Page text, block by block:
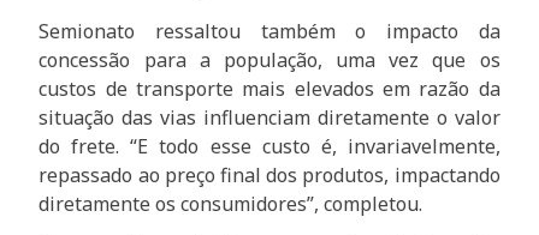
Semionato ressaltou também o impacto da
concessão para a população, uma vez que os
custos de transporte mais elevados em razão da
situação das vias influenciam diretamente o valor
do frete. “E todo esse custo é, invariavelmente,
repassado ao preço final dos produtos, impactando
diretamente os consumidores”, completou.